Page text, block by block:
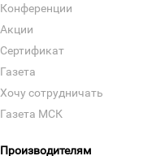
Конференции
Акции
Сертификат
Газета
Хочу сотрудничать
Газета МСК
Производителям